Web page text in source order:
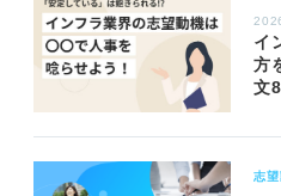
イ
方
文
志望